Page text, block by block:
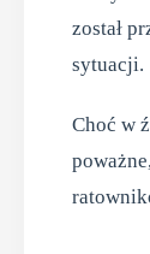
został
sytuacji.
Choć w